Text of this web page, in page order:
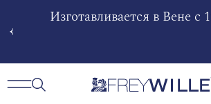
Изготавливается в Вене с
Открыть / Закрыть навигацию
Открытый поиск